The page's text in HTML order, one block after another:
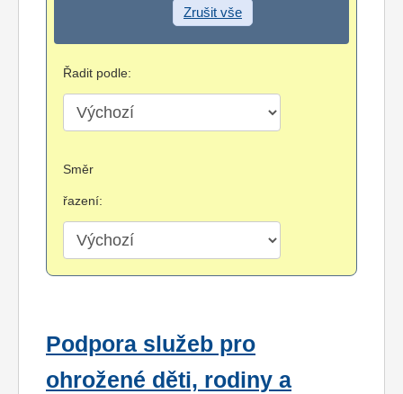
Zrušit vše
Řadit podle:
Směr
řazení:
Podpora služeb pro
ohrožené děti, rodiny a